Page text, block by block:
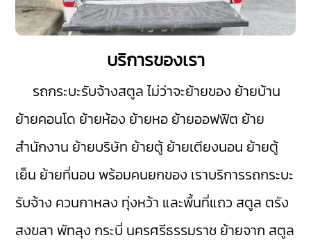
บริการของเรา
รถกระบะรับจ้างสตูลไม่ว่าจะย้ายของ ย้ายบ้าน
ย้ายคอนโด ย้ายห้อง ย้ายหอ ย้ายออฟฟิต ย้าย
สำนักงาน ย้ายบริษัท ย้ายตู้ ย้ายเตียงนอน ย้ายตู้
เย็น ย้ายที่นอน พร้อมคนยกของ เราบริการรถกระบะ
รับจ้าง ควนกาหลง ทุ่งหว้า และพื้นที่แถว สตูล ตรัง
สงขลา พัทลุง กระบี่ นครศรีธรรมราช ย้ายจาก สตูล